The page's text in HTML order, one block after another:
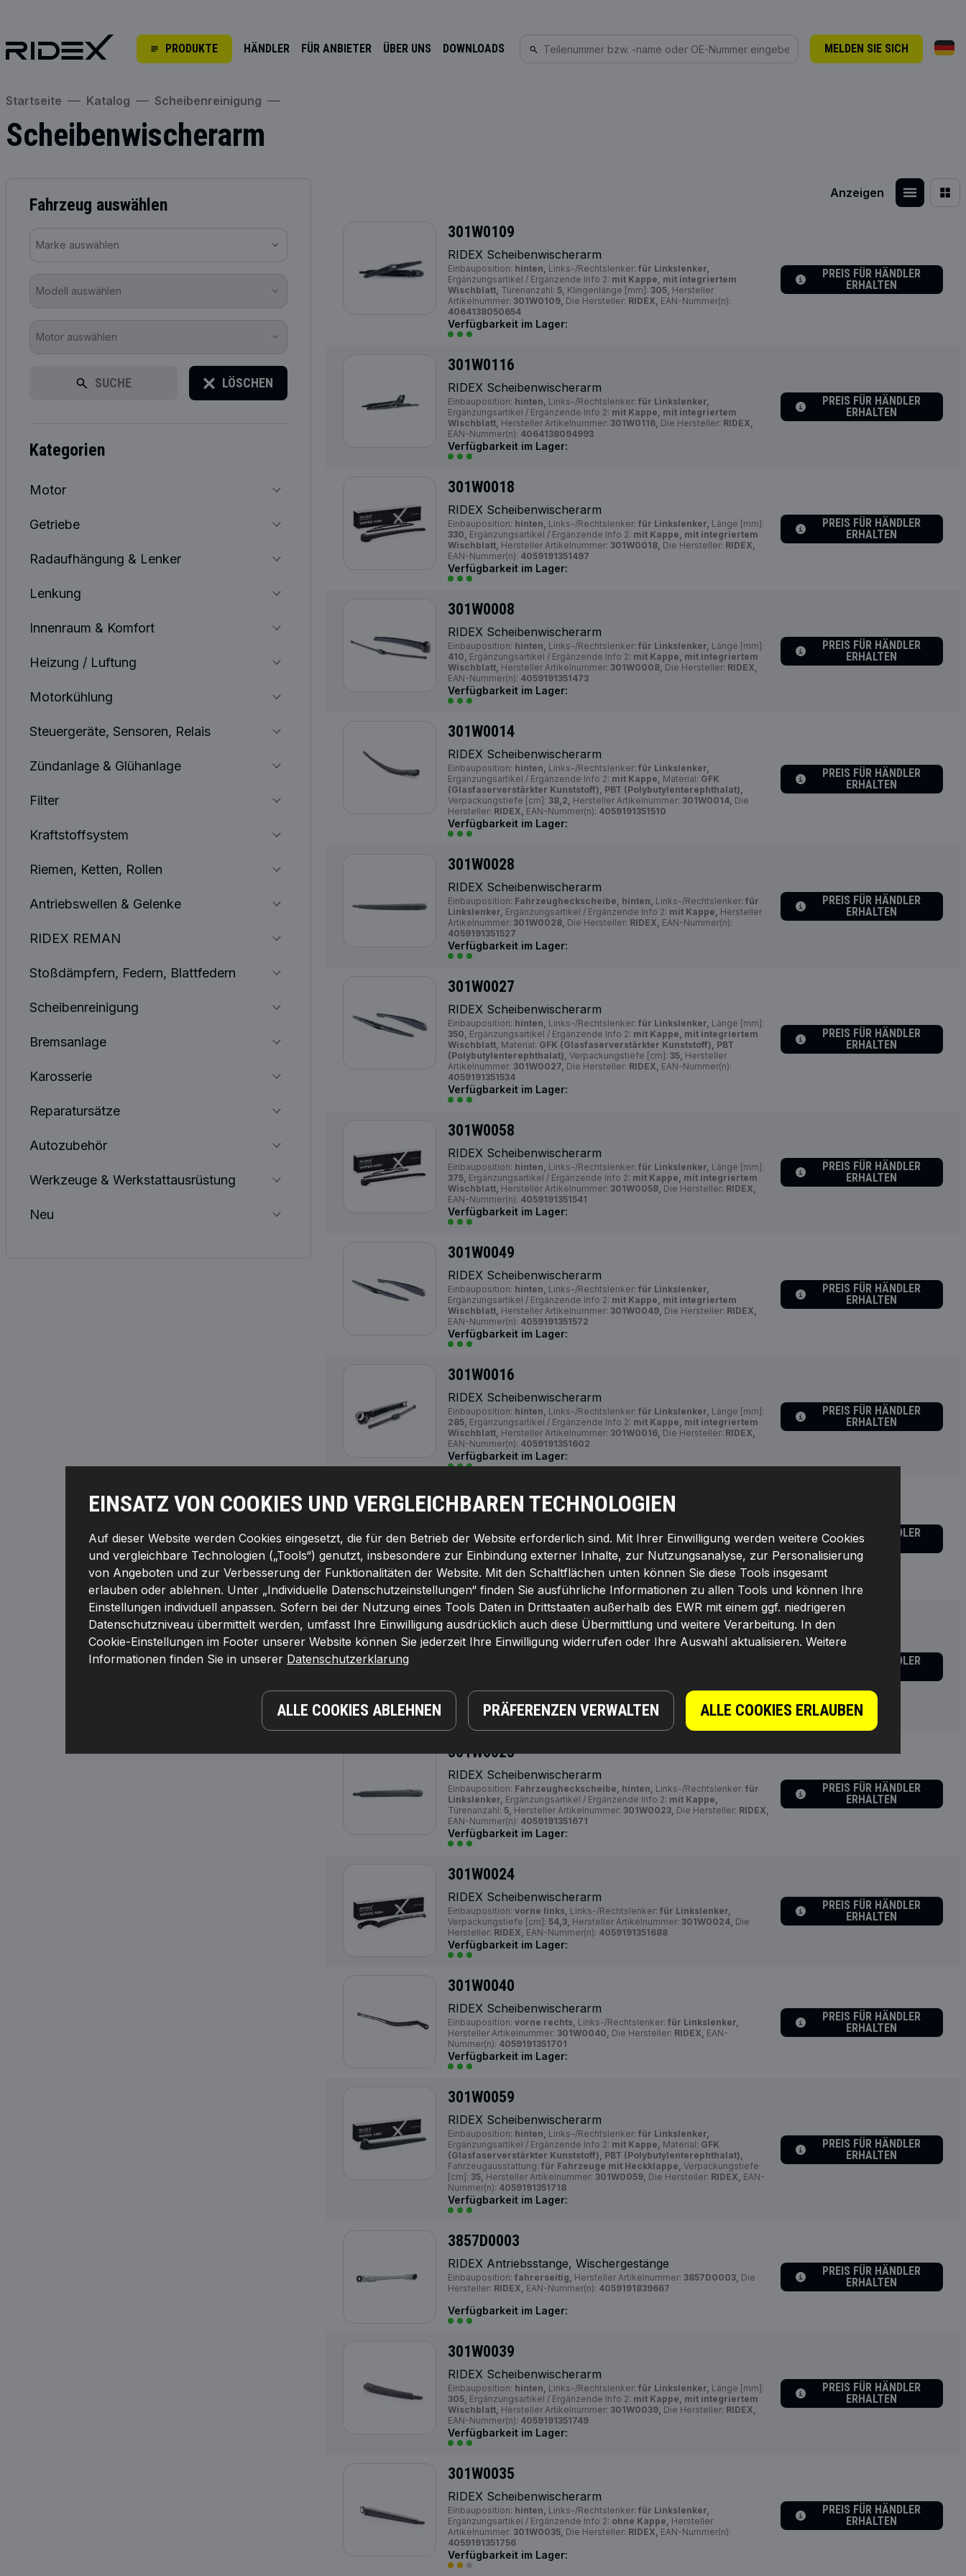
PRODUKTE HÄNDLER FÜR ANBIETER ÜBER UNS DOWNLOADS MELDEN SIE SICH
EINSATZ VON COOKIES UND VERGLEICHBAREN TECHNOLOGIEN
Auf dieser Website werden Cookies eingesetzt, die für den Betrieb der Website erforderlich sind. Mit Ihrer Einwilligung werden weitere Cookies
und vergleichbare Technologien („Tools“) genutzt, insbesondere zur Einbindung externer Inhalte, zur Nutzungsanalyse, zur Personalisierung
von Angeboten und zur Verbesserung der Funktionalitäten der Website. Mit den Schaltflächen unten können Sie diese Tools insgesamt
erlauben oder ablehnen. Unter „Individuelle Datenschutzeinstellungen“ finden Sie ausführliche Informationen zu allen Tools und können Ihre
Einstellungen individuell anpassen. Sofern bei der Nutzung eines Tools Daten in Drittstaaten außerhalb des EWR mit einem ggf. niedrigeren
Datenschutzniveau übermittelt werden, umfasst Ihre Einwilligung ausdrücklich auch diese Übermittlung und weitere Verarbeitung. In den
Cookie-Einstellungen im Footer unserer Website können Sie jederzeit Ihre Einwilligung widerrufen oder Ihre Auswahl aktualisieren. Weitere
Informationen finden Sie in unserer Datenschutzerklarung
ALLE COOKIES ABLEHNEN PRÄFERENZEN VERWALTEN ALLE COOKIES ERLAUBEN
Startseite Katalog Scheibenreinigung
Scheibenwischerarm
Fahrzeug auswählen
Marke auswählen
Modell auswählen
Motor auswählen
SUCHE LÖSCHEN
kategorien
Motor
Getriebe
Radaufhängung & Lenker
Lenkung
Innenraum & Komfort
Heizung / Luftung
Motorkühlung
Steuergeräte, Sensoren, Relais
Zündanlage & Glühanlage
Filter
Kraftstoffsystem
Riemen, Ketten, Rollen
Antriebswellen & Gelenke
RIDEX REMAN
Stoßdämpfern, Federn, Blattfedern
Scheibenreinigung
Bremsanlage
Karosserie
Reparatursätze
Autozubehör
Werkzeuge & Werkstattausrüstung
Neu
Anzeigen
301W0109
RIDEX Scheibenwischerarm
Einbauposition: hinten, Links-/Rechtslenker: für Linkslenker,
Ergänzungsartikel / Ergänzende Info 2: mit Kappe, mit integriertem
Wischblatt, Türenanzahl: 5, Klingenlänge [mm]: 305, Hersteller
Artikelnummer: 301W0109, Die Hersteller: RIDEX, EAN-Nummer(n):
4064138050654
Verfügbarkeit im Lager:
PREIS FÜR HÄNDLER
ERHALTEN
301W0116
RIDEX Scheibenwischerarm
Einbauposition: hinten, Links-/Rechtslenker: für Linkslenker,
Ergänzungsartikel / Ergänzende Info 2: mit Kappe, mit integriertem
Wischblatt, Hersteller Artikelnummer: 301W0116, Die Hersteller: RIDEX,
EAN-Nummer(n): 4064138094993
Verfügbarkeit im Lager:
PREIS FÜR HÄNDLER
ERHALTEN
301W0018
RIDEX Scheibenwischerarm
Einbauposition: hinten, Links-/Rechtslenker: für Linkslenker, Länge [mm]:
330, Ergänzungsartikel / Ergänzende Info 2: mit Kappe, mit integriertem
Wischblatt, Hersteller Artikelnummer: 301W0018, Die Hersteller: RIDEX,
EAN-Nummer(n): 4059191351497
Verfügbarkeit im Lager:
PREIS FÜR HÄNDLER
ERHALTEN
301W0008
RIDEX Scheibenwischerarm
Einbauposition: hinten, Links-/Rechtslenker: für Linkslenker, Länge [mm]:
410, Ergänzungsartikel / Ergänzende Info 2: mit Kappe, mit integriertem
Wischblatt, Hersteller Artikelnummer: 301W0008, Die Hersteller: RIDEX,
EAN-Nummer(n): 4059191351473
Verfügbarkeit im Lager:
PREIS FÜR HÄNDLER
ERHALTEN
301W0014
RIDEX Scheibenwischerarm
Einbauposition: hinten, Links-/Rechtslenker: für Linkslenker,
Ergänzungsartikel / Ergänzende Info 2: mit Kappe, Material: GFK
(Glasfaserverstärkter Kunststoff), PBT (Polybutylenterephthalat),
Verpackungstiefe [cm]: 38,2, Hersteller Artikelnummer: 301W0014, Die
Hersteller: RIDEX, EAN-Nummer(n): 4059191351510
Verfügbarkeit im Lager:
PREIS FÜR HÄNDLER
ERHALTEN
301W0028
RIDEX Scheibenwischerarm
Einbauposition: Fahrzeugheckscheibe, hinten, Links-/Rechtslenker: für
Linkslenker, Ergänzungsartikel / Ergänzende Info 2: mit Kappe, Hersteller
Artikelnummer: 301W0028, Die Hersteller: RIDEX, EAN-Nummer(n):
4059191351527
Verfügbarkeit im Lager:
PREIS FÜR HÄNDLER
ERHALTEN
301W0027
RIDEX Scheibenwischerarm
Einbauposition: hinten, Links-/Rechtslenker: für Linkslenker, Länge [mm]:
350, Ergänzungsartikel / Ergänzende Info 2: mit Kappe, mit integriertem
Wischblatt, Material: GFK (Glasfaserverstärkter Kunststoff), PBT
(Polybutylenterephthalat), Verpackungstiefe [cm]: 35, Hersteller
Artikelnummer: 301W0027, Die Hersteller: RIDEX, EAN-Nummer(n):
4059191351534
Verfügbarkeit im Lager:
PREIS FÜR HÄNDLER
ERHALTEN
301W0058
RIDEX Scheibenwischerarm
Einbauposition: hinten, Links-/Rechtslenker: für Linkslenker, Länge [mm]:
375, Ergänzungsartikel / Ergänzende Info 2: mit Kappe, mit integriertem
Wischblatt, Hersteller Artikelnummer: 301W0058, Die Hersteller: RIDEX,
EAN-Nummer(n): 4059191351541
Verfügbarkeit im Lager:
PREIS FÜR HÄNDLER
ERHALTEN
301W0049
RIDEX Scheibenwischerarm
Einbauposition: hinten, Links-/Rechtslenker: für Linkslenker,
Ergänzungsartikel / Ergänzende Info 2: mit Kappe, mit integriertem
Wischblatt, Hersteller Artikelnummer: 301W0049, Die Hersteller: RIDEX,
EAN-Nummer(n): 4059191351572
Verfügbarkeit im Lager:
PREIS FÜR HÄNDLER
ERHALTEN
301W0016
RIDEX Scheibenwischerarm
Einbauposition: hinten, Links-/Rechtslenker: für Linkslenker, Länge [mm]:
285, Ergänzungsartikel / Ergänzende Info 2: mit Kappe, mit integriertem
Wischblatt, Hersteller Artikelnummer: 301W0016, Die Hersteller: RIDEX,
EAN-Nummer(n): 4059191351602
Verfügbarkeit im Lager:
PREIS FÜR HÄNDLER
ERHALTEN
301W0022
Einbauposition: hinten,Links-/Rechtslenker:für Linkslenker,
Ergänzungsartikel / Ergänzende Info 2: mit Kappe,Material:PBT
(Polybutylenterephthalat),Hersteller Artikelnummer: 301W0022,Die
Hersteller:RIDEX, EAN-Nummer(n): 4059191351640
Verfügbarkeit im Lager:
PREIS FÜR HÄNDLER
ERHALTEN
301W0007
RIDEX Scheibenwischerarm
Artikelnummer:301W0007,Die Hersteller:RIDEX,EAN-Nummer(n):
4059191351657
Verfügbarkeit im Lager:
PREIS FÜR HÄNDLER
301W0023
RIDEX Scheibenwischerarm
Einbauposition: Fahrzeugheckscheibe, hinten, Links-/Rechtslenker: für
Linkslenker, Ergänzungsartikel / Ergänzende Info 2: mit Kappe,
Türenanzahl: 5, Hersteller Artikelnummer: 301W0023, Die Hersteller: RIDEX,
EAN-Nummer(n): 4059191351671
Verfügbarkeit im Lager:
PREIS FÜR HÄNDLER
ERHALTEN
301W0024
RIDEX Scheibenwischerarm
Einbauposition: vorne links, Links-/Rechtslenker: für Linkslenker,
Verpackungstiefe [cm]: 54,3, Hersteller Artikelnummer: 301W0024, Die
Hersteller: RIDEX, EAN-Nummer(n): 4059191351688
Verfügbarkeit im Lager:
PREIS FÜR HÄNDLER
ERHALTEN
301W0040
RIDEX Scheibenwischerarm
Einbauposition: vorne rechts, Links-/Rechtslenker: für Linkslenker,
Hersteller Artikelnummer: 301W0040, Die Hersteller: RIDEX, EAN-
Nummer(n): 4059191351701
Verfügbarkeit im Lager:
PREIS FÜR HÄNDLER
ERHALTEN
301W0059
RIDEX Scheibenwischerarm
Einbauposition: hinten, Links-/Rechtslenker: für Linkslenker,
Ergänzungsartikel / Ergänzende Info 2: mit Kappe, Material: GFK
(Glasfaserverstärkter Kunststoff), PBT (Polybutylenterephthalat),
Fahrzeugausstattung: für Fahrzeuge mit Heckklappe, Verpackungstiefe
[cm]: 35, Hersteller Artikelnummer: 301W0059, Die Hersteller: RIDEX, EAN-
Nummer(n): 4059191351718
Verfügbarkeit im Lager:
PREIS FÜR HÄNDLER
ERHALTEN
3857D0003
RIDEX Antriebsstange, Wischergestänge
Einbauposition: fahrerseitig, Hersteller Artikelnummer: 3857D0003, Die
Hersteller: RIDEX, EAN-Nummer(n): 4059191839667
Verfügbarkeit im Lager:
PREIS FÜR HÄNDLER
ERHALTEN
301W0039
RIDEX Scheibenwischerarm
Einbauposition: hinten, Links-/Rechtslenker: für Linkslenker, Länge [mm]:
305, Ergänzungsartikel / Ergänzende Info 2: mit Kappe, mit integriertem
Wischblatt, Hersteller Artikelnummer: 301W0039, Die Hersteller: RIDEX,
EAN-Nummer(n): 4059191351749
Verfügbarkeit im Lager:
PREIS FÜR HÄNDLER
ERHALTEN
301W0035
RIDEX Scheibenwischerarm
Einbauposition: hinten, Links-/Rechtslenker: für Linkslenker,
Ergänzungsartikel / Ergänzende Info 2: ohne Kappe, Hersteller
Artikelnummer: 301W0035, Die Hersteller: RIDEX, EAN-Nummer(n):
4059191351756
Verfügbarkeit im Lager:
PREIS FÜR HÄNDLER
ERHALTEN